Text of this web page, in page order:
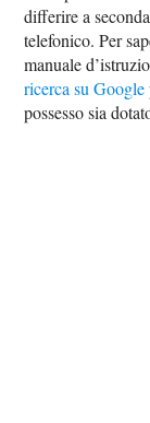
differire a
telefonico. Per
manuale
ricerca su Google
possesso sia